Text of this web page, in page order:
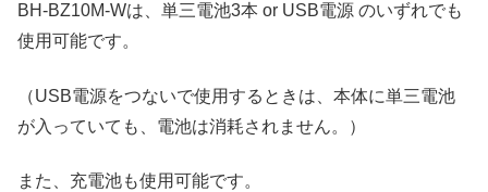
BH-BZ10M-Wは、単三電池3本 or USB電源 のいずれでも
使用可能です。
（USB電源をつないで使用するときは、本体に単三電池
が入っていても、電池は消耗されません。）
また、充電池も使用可能です。